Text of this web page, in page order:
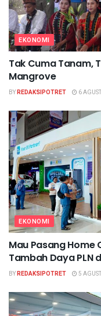
EKONOMI
Tak Cuma Tanam,
Mangrove
BYREDAKSIPOTRET 6
EKONOMI
Mau Pasang Home
Tambah Daya PLN
BYREDAKSIPOTRET 5